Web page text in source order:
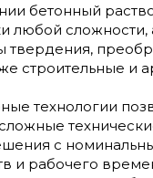
бетонный
любой сложности,
строительные и
технологии
с
и рабочего